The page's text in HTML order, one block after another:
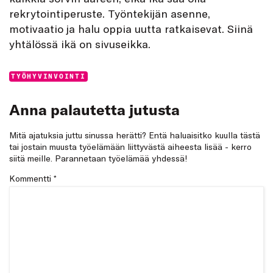
rekrytointiperuste. Työntekijän asenne,
motivaatio ja halu oppia uutta ratkaisevat. Siinä
yhtälössä ikä on sivuseikka.
Categories:
TYÖHYVINVOINTI
Anna palautetta jutusta
Mitä ajatuksia juttu sinussa herätti? Entä haluaisitko kuulla tästä
tai jostain muusta työelämään liittyvästä aiheesta lisää - kerro
siitä meille. Parannetaan työelämää yhdessä!
Kommentti *